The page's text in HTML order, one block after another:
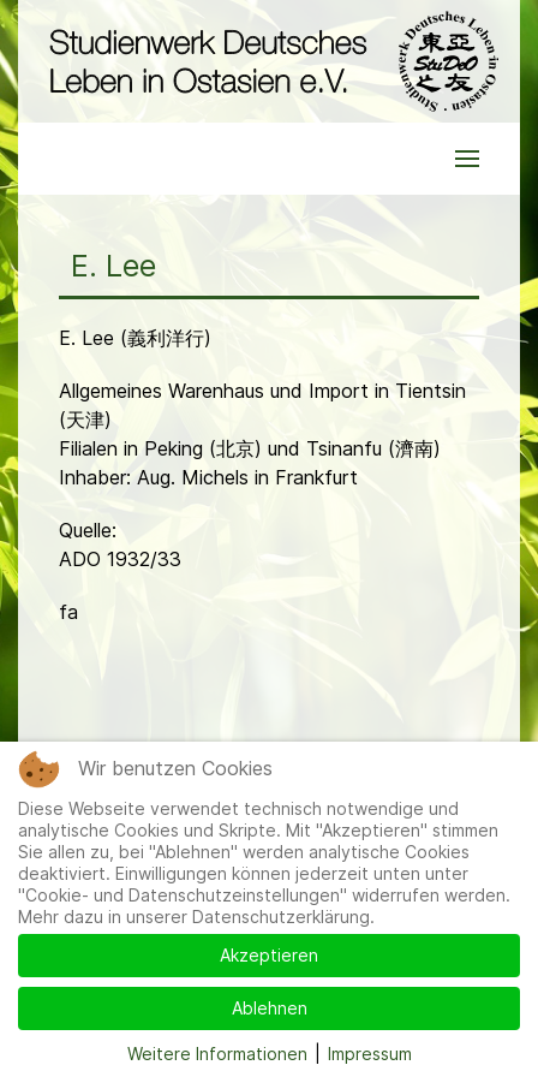
E. Lee
E. Lee (義利洋行)
Allgemeines Warenhaus und Import in Tientsin
(天津)
Filialen in Peking (北京) und Tsinanfu (濟南)
Inhaber: Aug. Michels in Frankfurt
Quelle:
ADO 1932/33
fa
und Datenschutzeinstellungen
Wir benutzen Cookies
Diese Webseite verwendet technisch notwendige und
analytische Cookies und Skripte. Mit "Akzeptieren" stimmen
Sie allen zu, bei "Ablehnen" werden analytische Cookies
deaktiviert. Einwilligungen können jederzeit unten unter
"Cookie- und Datenschutzeinstellungen" widerrufen werden.
Mehr dazu in unserer Datenschutzerklärung.
Akzeptieren
Ablehnen
Weitere Informationen Impressum